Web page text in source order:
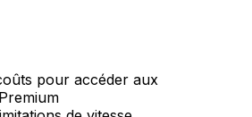
pour accéder aux